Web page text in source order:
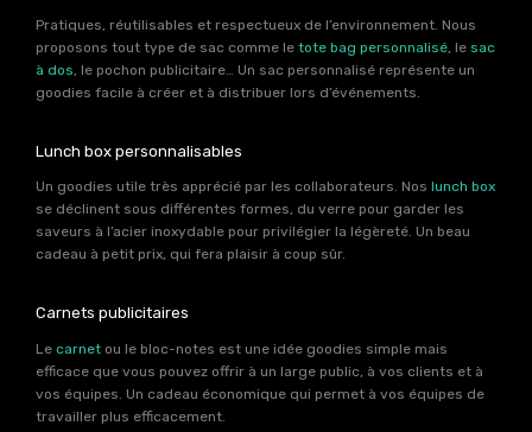
Pratiques, réutilisables et respectueux de l’environnement. Nous
proposons tout type de sac comme le tote bag personnalisé, le sac
à dos, le pochon publicitaire… Un sac personnalisé représente un
goodies facile à créer et à distribuer lors d’événements.
Lunch box personnalisables
Un goodies utile très apprécié par les collaborateurs. Nos lunch box
se déclinent sous différentes formes, du verre pour garder les
saveurs à l’acier inoxydable pour privilégier la légèreté. Un beau
cadeau à petit prix, qui fera plaisir à coup sûr.
Carnets publicitaires
Le carnet ou le bloc-notes est une idée goodies simple mais
efficace que vous pouvez offrir à un large public, à vos clients et à
vos équipes. Un cadeau économique qui permet à vos équipes de
travailler plus efficacement.